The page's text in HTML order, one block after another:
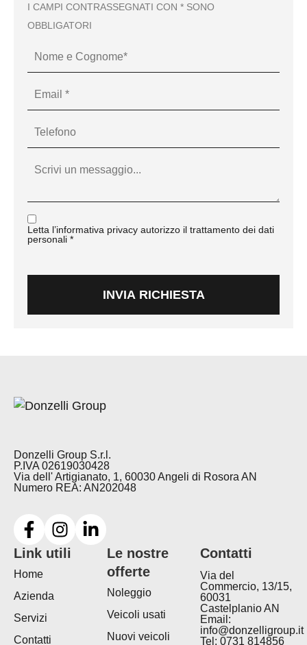
I CAMPI CONTRASSEGNATI CON * SONO
OBBLIGATORI
Letta l’informativa privacy autorizzo il trattamento dei dati
personali *
INVIA RICHIESTA
Donzelli Group S.r.l.
P.IVA 02619030428
Via dell' Artigianato, 1, 60030 Angeli di Rosora AN
Numero REA: AN202048
Link utili
Home
Azienda
Servizi
Contatti
Le nostre
offerte
Noleggio
Veicoli usati
Nuovi veicoli
Contatti
Via del
Commercio, 13/15,
60031
Castelplanio AN
Email:
info@donzelligroup.it
Tel: 0731 814856